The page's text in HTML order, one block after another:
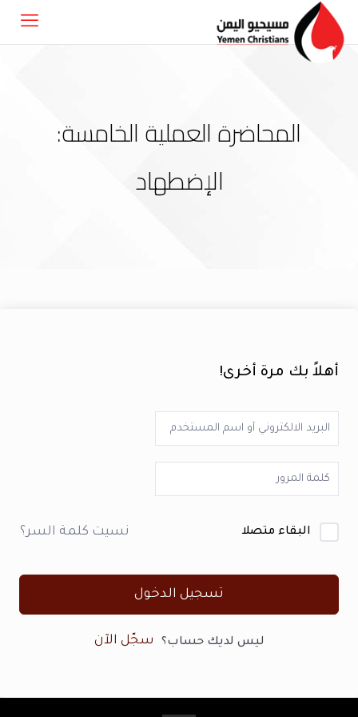
المحاضرة العملية الخامسة:
الإضطهاد
أهلاً بك مرة أخرى!
البقاء متصلا نسيت كلمة السر؟
تسجيل الدخول
ليس لديك حساب؟ سجّل الآن